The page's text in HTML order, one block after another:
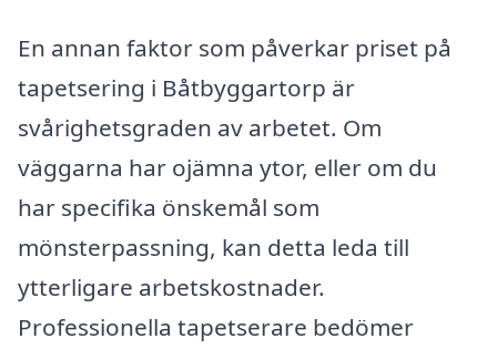
En annan faktor som påverkar priset på
tapetsering i Båtbyggartorp är
svårighetsgraden av arbetet. Om
väggarna har ojämna ytor, eller om du
har specifika önskemål som
mönsterpassning, kan detta leda till
ytterligare arbetskostnader.
Professionella tapetserare bedömer